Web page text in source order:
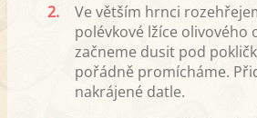
2.
Ve větším hrnci
polévkové lžíce olivového
začneme dusit pod
pořádně promícháme.
nakrájené datle.